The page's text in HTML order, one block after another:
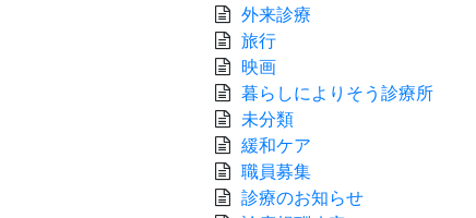
外来診療
旅行
映画
暮らしによりそう診療所
未分類
緩和ケア
職員募集
診療のお知らせ